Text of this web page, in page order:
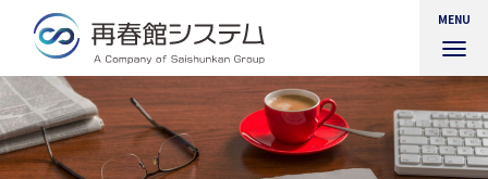
MENU
ビ
ゲ
ー
シ
ョ